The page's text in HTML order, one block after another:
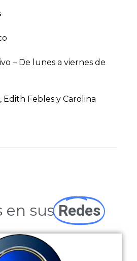
– De lunes a viernes de
Edith Febles y Carolina
en sus Redes